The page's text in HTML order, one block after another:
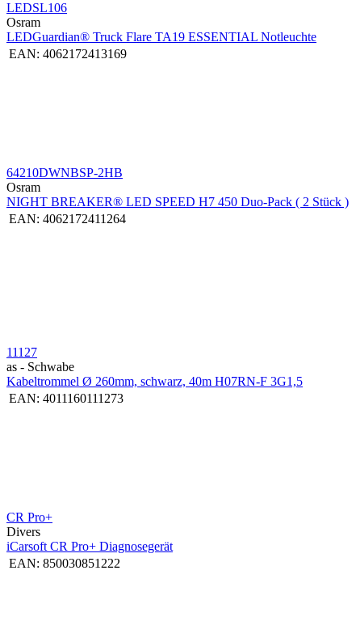
LEDSL106
Osram
LEDGuardian® Truck Flare TA19 ESSENTIAL Notleuchte
EAN: 4062172413169
64210DWNBSP-2HB
Osram
NIGHT BREAKER® LED SPEED H7 450 Duo-Pack ( 2 Stück )
EAN: 4062172411264
11127
as - Schwabe
Kabeltrommel Ø 260mm, schwarz, 40m H07RN-F 3G1,5
EAN: 4011160111273
CR Pro+
Divers
iCarsoft CR Pro+ Diagnosegerät
EAN: 850030851222